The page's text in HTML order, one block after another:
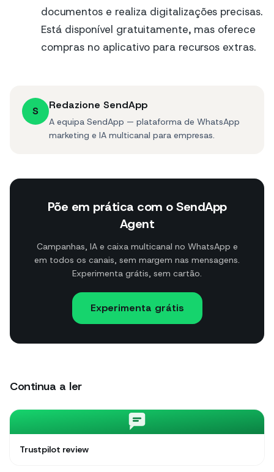
documentos e realiza digitalizações precisas.
Está disponível gratuitamente, mas oferece
compras no aplicativo para recursos extras.
S Redazione SendApp
A equipa SendApp — plataforma de WhatsApp
marketing e IA multicanal para empresas.
Põe em prática com o SendApp
Agent
Campanhas, IA e caixa multicanal no WhatsApp e
em todos os canais, sem margem nas mensagens.
Experimenta grátis, sem cartão.
Experimenta grátis
Continua a ler
Trustpilot review